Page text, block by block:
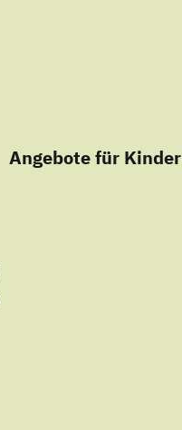
Angebote für Kinder